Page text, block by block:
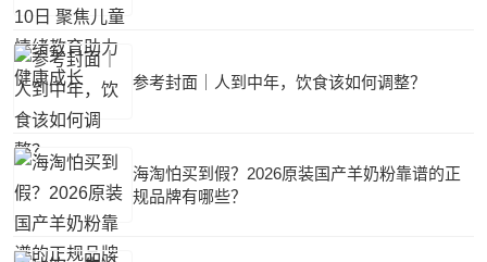
参考封面｜人到中年，饮食该如何调整？
海淘怕买到假？2026原装国产羊奶粉靠谱的正
规品牌有哪些？